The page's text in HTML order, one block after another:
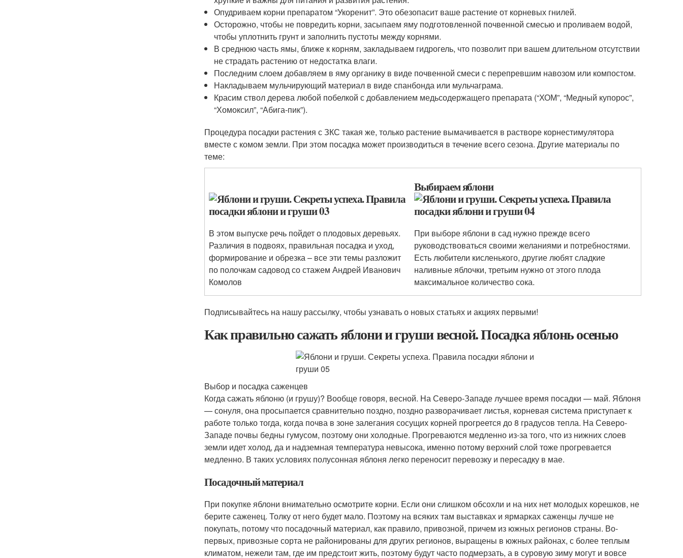
Опудриваем корни препаратом “Укоренит”. Это обезопасит ваше растение от корневых гнилей.
Осторожно, чтобы не повредить корни, засыпаем яму подготовленной почвенной смесью и проливаем водой,
чтобы уплотнить грунт и заполнить пустоты между корнями.
В среднюю часть ямы, ближе к корням, закладываем гидрогель, что позволит при вашем длительном отсутствии
не страдать растению от недостатка влаги.
Последним слоем добавляем в яму органику в виде почвенной смеси с перепревшим навозом или компостом.
Накладываем мульчирующий материал в виде спанбонда или мульчаграма.
Красим ствол дерева любой побелкой с добавлением медьсодержащего препарата (“ХОМ”, “Медный купорос”,
“Хомоксил”, “Абига-пик”).
Процедура посадки растения с ЗКС такая же, только растение вымачивается в растворе корнестимулятора
вместе с комом земли. При этом посадка может производиться в течение всего сезона. Другие материалы по
теме:
В этом выпуске речь пойдет о плодовых деревьях.
Различия в подвоях, правильная посадка и уход,
формирование и обрезка – все эти темы разложит
по полочкам садовод со стажем Андрей Иванович
Комолов
Выбираем яблони
При выборе яблони в сад нужно прежде всего
руководствоваться своими желаниями и потребностями.
Есть любители кисленького, другие любят сладкие
наливные яблочки, третьим нужно от этого плода
максимальное количество сока.
Подписывайтесь на нашу рассылку, чтобы узнавать о новых статьях и акциях первыми!
Как правильно сажать яблони и груши весной. Посадка яблонь осенью
Выбор и посадка саженцев
Когда сажать яблоню (и грушу)? Вообще говоря, весной. На Северо-Западе лучшее время посадки — май. Яблоня
— сонуля, она просыпается сравнительно поздно, поздно разворачивает листья, корневая система приступает к
работе только тогда, когда почва в зоне залегания сосущих корней прогреется до 8 градусов тепла. На Северо-
Западе почвы бедны гумусом, поэтому они холодные. Прогреваются медленно из-за того, что из нижних слоев
земли идет холод, да и надземная температура невысока, именно потому верхний слой тоже прогревается
медленно. В таких условиях полусонная яблоня легко переносит перевозку и пересадку в мае.
Посадочный материал
При покупке яблони внимательно осмотрите корни. Если они слишком обсохли и на них нет молодых корешков, не
берите саженец. Толку от него будет мало. Поэтому на всяких там выставках и ярмарках саженцы лучше не
покупать, потому что посадочный материал, как правило, привозной, причем из южных регионов страны. Во-
первых, привозные сорта не районированы для других регионов, выращены в южных районах, с более теплым
климатом, нежели там, где им предстоит жить, поэтому будут часто подмерзать, а в суровую зиму могут и вовсе